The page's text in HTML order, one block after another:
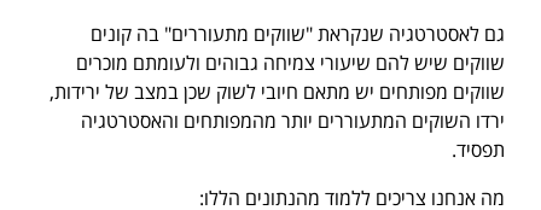
גם לאסטרטגיה שנקראת "שווקים מתעוררים" בה קונים
שווקים שיש להם שיעורי צמיחה גבוהים ולעומתם מוכרים
שווקים מפותחים יש מתאם חיובי לשוק שכן במצב של ירידות,
ירדו השוקים המתעוררים יותר מהמפותחים והאסטרטגיה
תפסיד.
מה אנחנו צריכים ללמוד מהנתונים הללו: